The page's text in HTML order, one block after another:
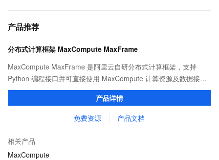
产品推荐
分布式计算框架 MaxCompute MaxFrame
MaxCompute MaxFrame 是阿里云自研分布式计算框架，支持
Python 编程接口并可直接使用 MaxCompute 计算资源及数据接
口，与 MaxCompute Notebook、镜像管理等功能共同构成
MaxCompute 完整 Python 开发生态。
产品详情
免费资源 产品文档
相关产品
MaxCompute